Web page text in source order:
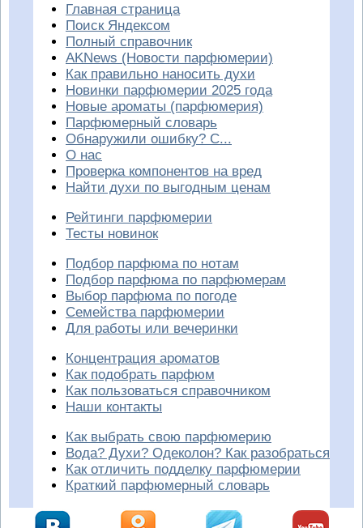
Главная страница
Поиск Яндексом
Полный справочник
AKNews (Новости парфюмерии)
Как правильно наносить духи
Новинки парфюмерии 2025 года
Новые ароматы (парфюмерия)
Парфюмерный словарь
Обнаружили ошибку? С...
О нас
Проверка компонентов на вред
Найти духи по выгодным ценам
Рейтинги парфюмерии
Тесты новинок
Подбор парфюма по нотам
Подбор парфюма по парфюмерам
Выбор парфюма по погоде
Семейства парфюмерии
Для работы или вечеринки
Концентрация ароматов
Как подобрать парфюм
Как пользоваться справочником
Наши контакты
Как выбрать свою парфюмерию
Вода? Духи? Одеколон? Как разобраться
Как отличить подделку парфюмерии
Краткий парфюмерный словарь